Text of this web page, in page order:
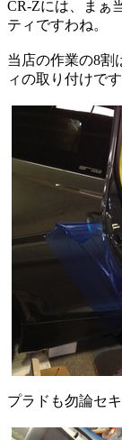
CR-Zには、まぁ
ティですわね。
当店の作業の8割
ィの取り付けで
プラドも勿論セキ